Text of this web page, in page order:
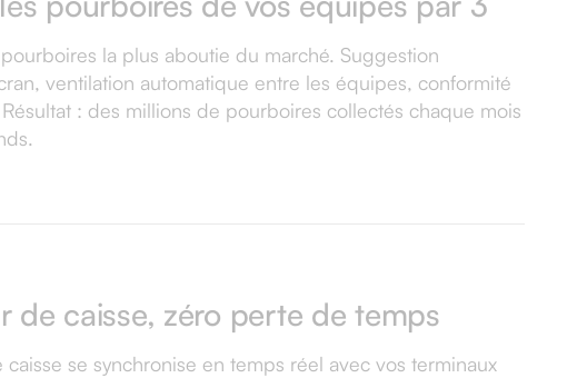
la plus aboutie du marché. Suggestion
ventilation automatique entre les équipes, conformité
: des millions de pourboires collectés chaque mois
de caisse, zéro perte de temps
se synchronise en temps réel avec vos terminaux